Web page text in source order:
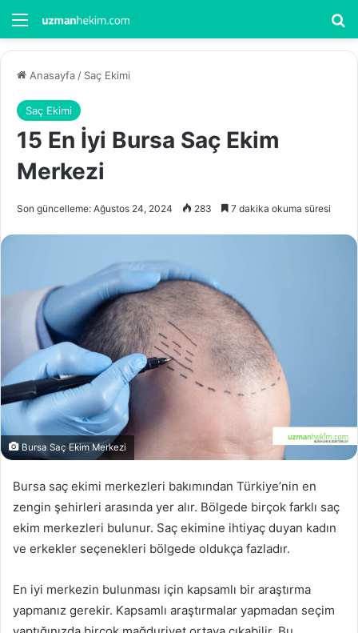
Menü
Anasayfa / Saç Ekimi
Saç Ekimi
15 En İyi Bursa Saç Ekim
Merkezi
Son güncelleme: Ağustos 24, 2024 283 7 dakika okuma süresi
Bursa Saç Ekim Merkezi
Bursa saç ekimi merkezleri bakımından Türkiye’nin en
zengin şehirleri arasında yer alır. Bölgede birçok farklı saç
ekim merkezleri bulunur. Saç ekimine ihtiyaç duyan kadın
ve erkekler seçenekleri bölgede oldukça fazladır.
En iyi merkezin bulunması için kapsamlı bir araştırma
yapmanız gerekir. Kapsamlı araştırmalar yapmadan seçim